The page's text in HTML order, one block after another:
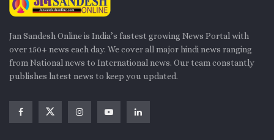
Jan Sandesh Online is India’s fastest growing News Portal with
over 150+ news each day. We cover all major hindi news ranging
from National news to International news. Our team constantly
publishes latest news to keep you updated.